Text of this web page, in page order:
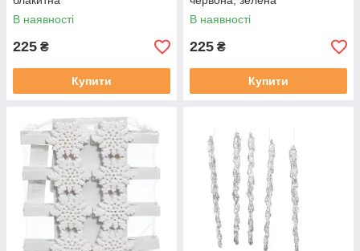
В наявності
225 ₴
Купити
В наявності
225 ₴
Купити